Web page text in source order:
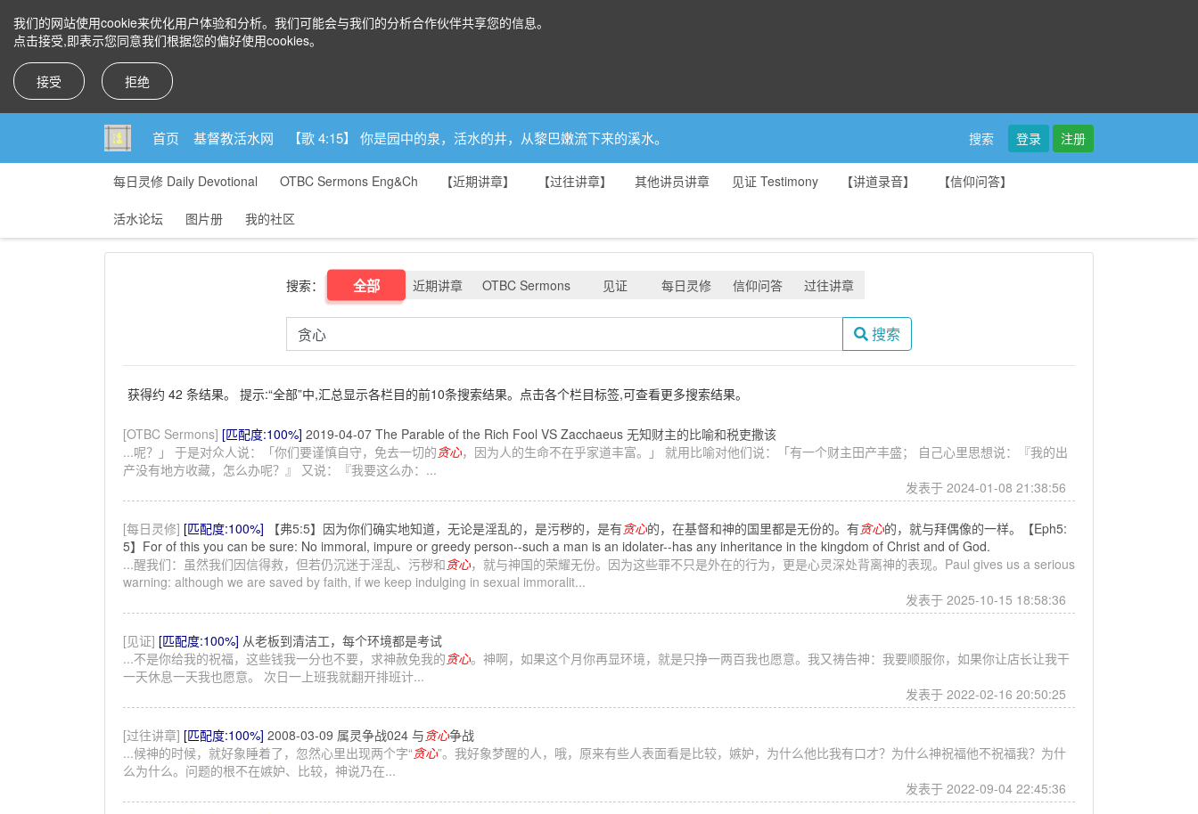
我们的网站使用cookie来优化用户体验和分析。我们可能会与我们的分析合作伙伴共享您的信息。
点击接受,即表示您同意我们根据您的偏好使用cookies。
接受 拒绝
首页 基督教活水网 【歌 4:15】 你是园中的泉，活水的井，从黎巴嫩流下来的溪水。 搜索 登录 注册
每日灵修 Daily Devotional OTBC Sermons Eng&Ch 【近期讲章】 【过往讲章】 其他讲员讲章 见证 Testimony 【讲道录音】 【信仰问答】
活水论坛 图片册 我的社区
搜索： 全部 近期讲章 OTBC Sermons 见证 每日灵修 信仰问答 过往讲章
搜索
获得约 42 条结果。 提示:“全部”中,汇总显示各栏目的前10条搜索结果。点击各个栏目标签,可查看更多搜索结果。
[OTBC Sermons] [匹配度:100%] 2019-04-07 The Parable of the Rich Fool VS Zacchaeus 无知财主的比喻和税吏撒该
...呢？」 于是对众人说：「你们要谨慎自守，免去一切的贪心，因为人的生命不在乎家道丰富。」 就用比喻对他们说：「有一个财主田产丰盛； 自己心里思想说：『我的出
产没有地方收藏，怎么办呢？』 又说：『我要这么办：...
发表于 2024-01-08 21:38:56
[每日灵修] [匹配度:100%] 【弗5:5】因为你们确实地知道，无论是淫乱的，是污秽的，是有贪心的，在基督和神的国里都是无份的。有贪心的，就与拜偶像的一样。【Eph5:
5】For of this you can be sure: No immoral, impure or greedy person--such a man is an idolater--has any inheritance in the kingdom of Christ and of God.
...醒我们：虽然我们因信得救，但若仍沉迷于淫乱、污秽和贪心，就与神国的荣耀无份。因为这些罪不只是外在的行为，更是心灵深处背离神的表现。Paul gives us a serious
warning: although we are saved by faith, if we keep indulging in sexual immoralit...
发表于 2025-10-15 18:58:36
[见证] [匹配度:100%] 从老板到清洁工，每个环境都是考试
...不是你给我的祝福，这些钱我一分也不要，求神赦免我的贪心。神啊，如果这个月你再显环境，就是只挣一两百我也愿意。我又祷告神：我要顺服你，如果你让店长让我干
一天休息一天我也愿意。 次日一上班我就翻开排班计...
发表于 2022-02-16 20:50:25
[过往讲章] [匹配度:100%] 2008-03-09 属灵争战024 与贪心争战
...候神的时候，就好象睡着了，忽然心里出现两个字“贪心”。我好象梦醒的人，哦，原来有些人表面看是比较，嫉妒，为什么他比我有口才？为什么神祝福他不祝福我？为什
么为什么。问题的根不在嫉妒、比较，神说乃在...
发表于 2022-09-04 22:45:36